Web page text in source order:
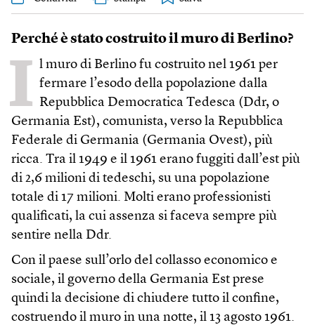
Perché è stato costruito il muro di Berlino?
I l muro di Berlino fu costruito nel 1961 per
fermare l’esodo della popolazione dalla
Repubblica Democratica Tedesca (Ddr, o
Germania Est), comunista, verso la Repubblica
Federale di Germania (Germania Ovest), più
ricca. Tra il 1949 e il 1961 erano fuggiti dall’est più
di 2,6 milioni di tedeschi, su una popolazione
totale di 17 milioni. Molti erano professionisti
qualificati, la cui assenza si faceva sempre più
sentire nella Ddr.
Con il paese sull’orlo del collasso economico e
sociale, il governo della Germania Est prese
quindi la decisione di chiudere tutto il confine,
costruendo il muro in una notte, il 13 agosto 1961.